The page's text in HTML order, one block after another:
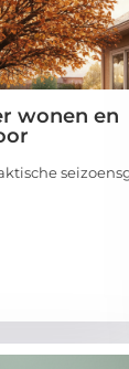
wonen en